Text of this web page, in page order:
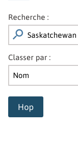
Recherche :
Classer par :
Hop